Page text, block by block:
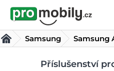
Samsung Samsung
Příslušenství